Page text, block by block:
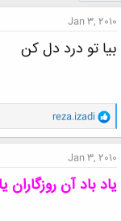
Jan 3, 2010
بیا تو درد دل کن
و
ا
ک
ن
ش
ه
ا
reza.izadi
Jan 3, 2010
یاد باد آن روزگاران